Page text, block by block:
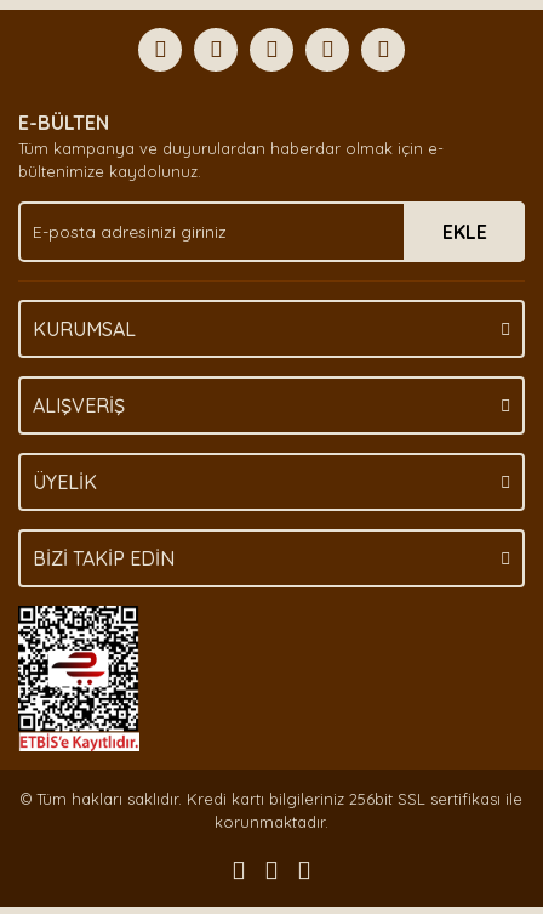
Yorum Yaz
formunu kullanarak tarafımıza iletebilirsiniz.
Görüş ve önerileriniz için teşekkür ederiz.
Ürün açıklamasında eksik bilgiler bulunuyor.
Ürün bilgilerinde hatalar bulunuyor.
Ürün fiyatı diğer sitelerden daha pahalı.
Bu ürüne benzer farklı alternatifler olmalı.
E-BÜLTEN
Tüm kampanya ve duyurulardan haberdar olmak için e-
bültenimize kaydolunuz.
EKLE
KURUMSAL
ALIŞVERİŞ
ÜYELİK
BİZİ TAKİP EDİN
© Tüm hakları saklıdır. Kredi kartı bilgileriniz 256bit SSL sertifikası ile
korunmaktadır.